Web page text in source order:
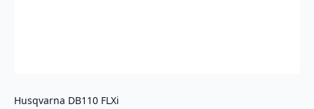
Husqvarna DB110 FLXi